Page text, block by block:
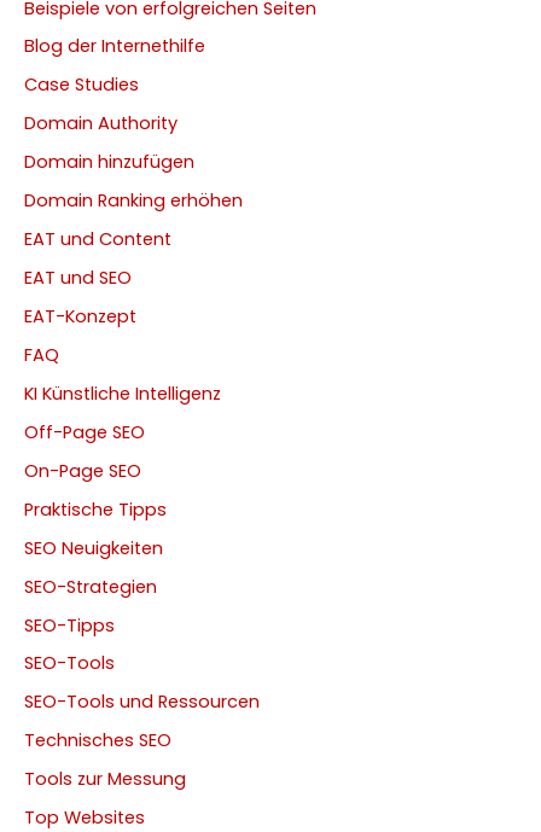
Beispiele von erfolgreichen Seiten
Blog der Internethilfe
Case Studies
Domain Authority
Domain hinzufügen
Domain Ranking erhöhen
EAT und Content
EAT und SEO
EAT-Konzept
FAQ
KI Künstliche Intelligenz
Off-Page SEO
On-Page SEO
Praktische Tipps
SEO Neuigkeiten
SEO-Strategien
SEO-Tipps
SEO-Tools
SEO-Tools und Ressourcen
Technisches SEO
Tools zur Messung
Top Websites